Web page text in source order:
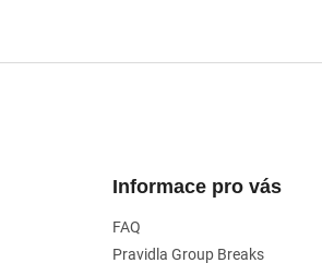
Informace pro vás
FAQ
Pravidla Group Breaks